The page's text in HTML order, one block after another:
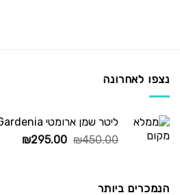
נצפו לאחרונה
ליטר שמן ארומטי Gardenia למפיץ ריח
₪450.00
המחיר
₪295.00
המחיר
הנמכרים ביותר